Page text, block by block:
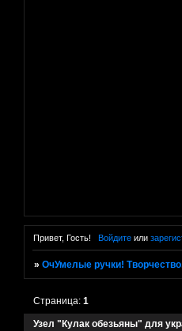
Привет, Гость! Войдитеили
»ОчУмелые ручки!
Узел "Кулак обезьяны" для
Страница:1